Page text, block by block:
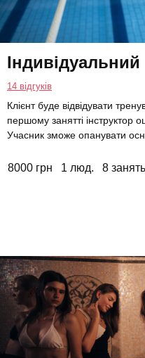
14 відгуків
Клієнт буде відвідувати
першому занятті інструктор
Учасник зможе опанувати
8000 грн 1 люд. 8